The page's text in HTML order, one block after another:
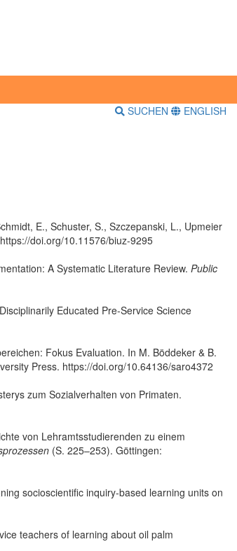
SUCHEN ENGLISH
E., Schuster, S., Szczepanski, L., Upmeier
doi.org/10.11576/biuz-9295
A Systematic Literature Review. Public
Educated Pre-Service Science
Fokus Evaluation. In M. Böddeker & B.
Press. https://doi.org/10.64136/saro4372
zum Sozialverhalten von Primaten.
von Lehramtsstudierenden zu einem
(S. 225–253). Göttingen:
socioscientific inquiry-based learning units on
teachers of learning about oil palm